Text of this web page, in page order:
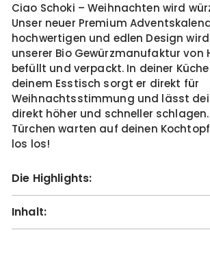
Ciao Schoki – Weihnachten wird
Unser neuer Premium
hochwertigen und edlen Design
unserer Bio Gewürzmanufaktur von
befüllt und verpackt. In deiner
deinem Esstisch sorgt er direkt für
Weihnachtsstimmung und lässt
direkt höher und schneller
Türchen warten auf deinen
los los!
Die Highlights:
Inhalt: